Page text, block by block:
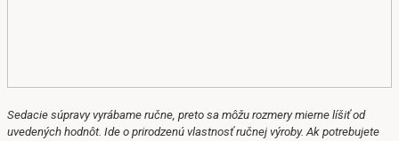
Sedacie súpravy vyrábame ručne, preto sa môžu rozmery mierne líšiť od
uvedených hodnôt. Ide o prirodzenú vlastnosť ručnej výroby. Ak potrebujete